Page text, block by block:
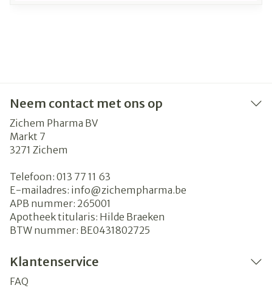
Neem contact met ons op
Zichem Pharma BV
Markt 7
3271 Zichem
Telefoon: 013 77 11 63
E-mailadres: info@zichempharma.be
APB nummer: 265001
Apotheek titularis: Hilde Braeken
BTW nummer: BE0431802725
Klantenservice
FAQ